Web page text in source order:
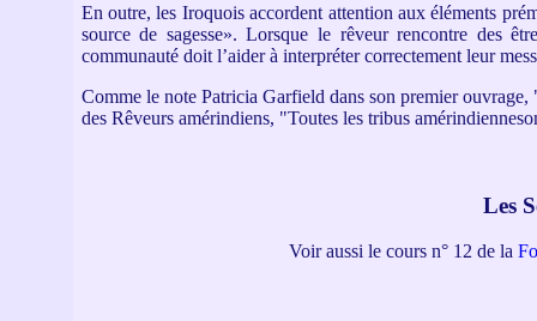
En outre, les Iroquois accordent attention aux éléments
source de sagesse». Lorsque le rêveur rencontre des
communauté doit l’aider à interpréter correctement leur
Comme le note Patricia Garfield dans son premier
des Rêveurs amérindiens, "Toutes les tribus
Les
Voir aussi le cours n° 12 de la